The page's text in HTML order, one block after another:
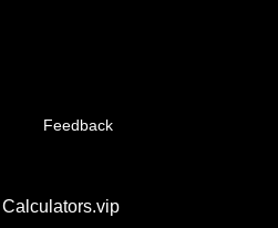
Feedback
Calculators.vip